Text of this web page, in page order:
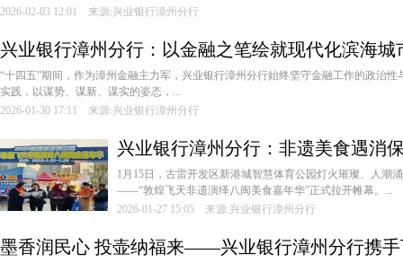
2026-02-03 12:01 来源:兴业银行漳州分行
兴业银行漳州分行：以金融之笔绘就现代化滨海城
“十四五”期间，作为漳州金融主力军，兴业银行漳州分行始终坚守金融工作的政治
实践，以谋势、谋新、谋实的姿态，...
2026-01-30 17:11 来源:兴业银行漳州分行
兴业银行漳州分行：非遗美食遇消
1月15日，古雷开发区新港城智慧体育公园灯火璀璨、人潮
——“敦煌飞天非遗演绎八闽美食嘉年华”正式拉开帷幕。...
2026-01-27 15:05 来源:兴业银行漳州分行
墨香润民心 投壶纳福来——兴业银行漳州分行携